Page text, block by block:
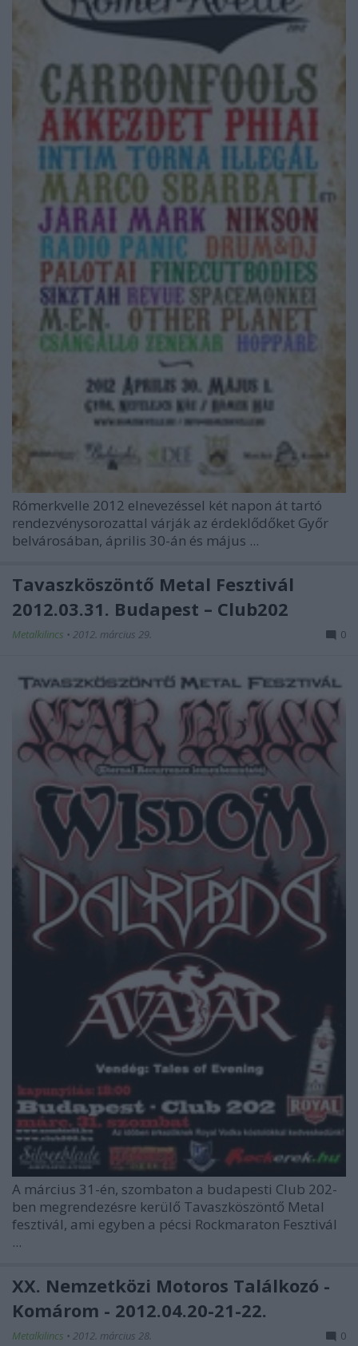
Rómerkvelle 2012 elnevezéssel két napon át tartó
rendezvénysorozattal várják az érdeklődőket Győr
belvárosában, április 30-án és május ...
Tavaszköszöntő Metal Fesztivál
2012.03.31. Budapest – Club202
Metalkilincs • 2012. március 29. 0
A március 31-én, szombaton a budapesti Club 202-
ben megrendezésre kerülő Tavaszköszöntő Metal
fesztivál, ami egyben a pécsi Rockmaraton Fesztivál
...
XX. Nemzetközi Motoros Találkozó -
Komárom - 2012.04.20-21-22.
Metalkilincs • 2012. március 28. 0